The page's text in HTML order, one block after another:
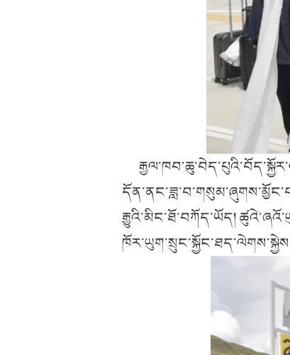
རྒྱུའི་མིང་ཐོ་བཀོད་ཡོད།